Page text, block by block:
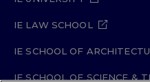
IE LAW SCHOOL
IE SCHOOL OF
IE SCHOOL OF SCIENCE &